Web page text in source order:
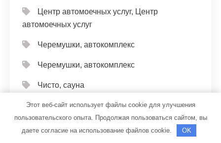
Центр автомоечных услуг, Центр
автомоечных услуг
Черемушки, автокомплекс
Черемушки, автокомплекс
Чисто, сауна
Чистый Пушкин, банный комплекс
Этот веб-сайт использует файлы cookie для улучшения
пользовательского опыта. Продолжая пользоваться сайтом, вы
даете согласие на использование файлов cookie.
OK